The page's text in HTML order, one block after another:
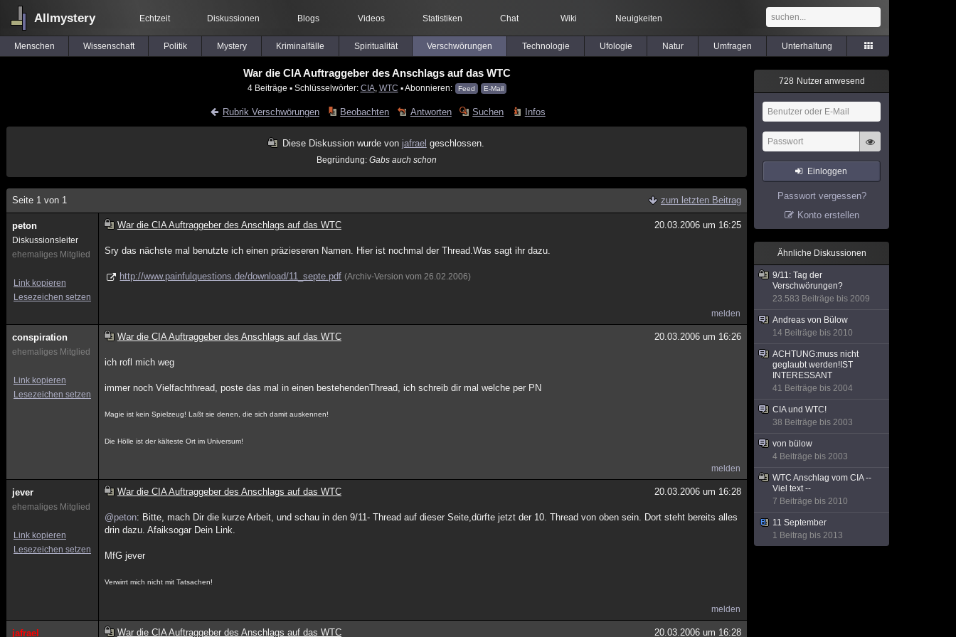
Allmystery Echtzeit Diskussionen Blogs Videos Statistiken Chat Wiki Neuigkeiten
Menschen Wissenschaft Politik Mystery Kriminalfälle Spiritualität Verschwörungen Technologie Ufologie Natur Umfragen Unterhaltung
War die CIA Auftraggeber des Anschlags auf das WTC
4 Beiträge ▪ Schlüsselwörter: CIA, WTC ▪ Abonnieren: Feed E-Mail
Rubrik Verschwörungen Beobachten Antworten Suchen Infos
Diese Diskussion wurde von jafrael geschlossen.
Begründung: Gabs auch schon
Seite 1 von 1 zum letzten Beitrag
peton
Diskussionsleiter
ehemaliges Mitglied
Link kopieren
Lesezeichen setzen
War die CIA Auftraggeber des Anschlags auf das WTC 20.03.2006 um 16:25
Sry das nächste mal benutzte ich einen präzieseren Namen. Hier ist nochmal der Thread.Was sagt ihr dazu.
http://www.painfulquestions.de/download/11_septe.pdf (Archiv-Version vom 26.02.2006)
melden
conspiration
ehemaliges Mitglied
Link kopieren
Lesezeichen setzen
War die CIA Auftraggeber des Anschlags auf das WTC 20.03.2006 um 16:26
ich rofl mich weg
immer noch Vielfachthread, poste das mal in einen bestehendenThread, ich schreib dir mal welche per PN
Magie ist kein Spielzeug! Laßt sie denen, die sich damit auskennen!
Die Hölle ist der kälteste Ort im Universum!
melden
jever
ehemaliges Mitglied
Link kopieren
Lesezeichen setzen
War die CIA Auftraggeber des Anschlags auf das WTC 20.03.2006 um 16:28
@peton: Bitte, mach Dir die kurze Arbeit, und schau in den 9/11- Thread auf dieser Seite,dürfte jetzt der 10. Thread von oben sein. Dort steht bereits alles
drin dazu. Afaiksogar Dein Link.
MfG jever
Verwirrt mich nicht mit Tatsachen!
melden
jafrael War die CIA Auftraggeber des Anschlags auf das WTC 20.03.2006 um 16:28
728 Nutzer anwesend
Einloggen
Passwort vergessen?
Konto erstellen
Ähnliche Diskussionen
9/11: Tag der
Verschwörungen?
23.583 Beiträge bis 2009
Andreas von Bülow
14 Beiträge bis 2010
ACHTUNG:muss nicht
geglaubt werden!IST
INTERESSANT
41 Beiträge bis 2004
CIA und WTC!
38 Beiträge bis 2003
von bülow
4 Beiträge bis 2003
WTC Anschlag vom CIA --
Viel text --
7 Beiträge bis 2010
11 September
1 Beitrag bis 2013